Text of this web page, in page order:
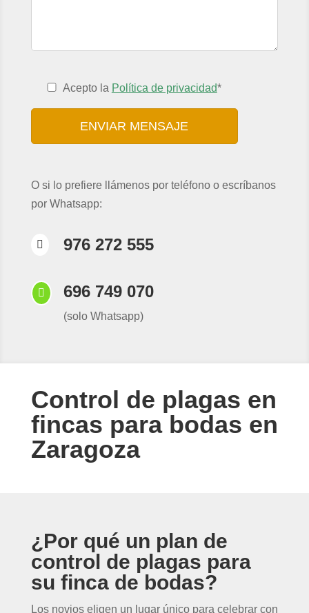
Acepto la Política de privacidad*
O si lo prefiere llámenos por teléfono o escríbanos
por Whatsapp:
 976 272 555
 696 749 070
(solo Whatsapp)
Control de plagas en
fincas para bodas en
Zaragoza
¿Por qué un plan de
control de plagas para
su finca de bodas?
Los novios eligen un lugar único para celebrar con